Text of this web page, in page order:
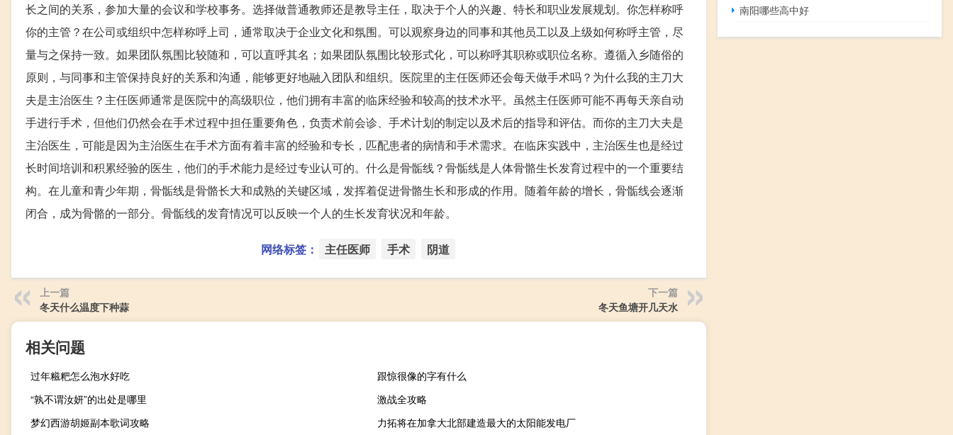
长之间的关系，参加大量的会议和学校事务。选择做普通教师还是教导主任，取决于个人的兴趣、特长和职业发展规划。你怎样称呼
你的主管？在公司或组织中怎样称呼上司，通常取决于企业文化和氛围。可以观察身边的同事和其他员工以及上级如何称呼主管，尽
量与之保持一致。如果团队氛围比较随和，可以直呼其名；如果团队氛围比较形式化，可以称呼其职称或职位名称。遵循入乡随俗的
原则，与同事和主管保持良好的关系和沟通，能够更好地融入团队和组织。医院里的主任医师还会每天做手术吗？为什么我的主刀大
夫是主治医生？主任医师通常是医院中的高级职位，他们拥有丰富的临床经验和较高的技术水平。虽然主任医师可能不再每天亲自动
手进行手术，但他们仍然会在手术过程中担任重要角色，负责术前会诊、手术计划的制定以及术后的指导和评估。而你的主刀大夫是
主治医生，可能是因为主治医生在手术方面有着丰富的经验和专长，匹配患者的病情和手术需求。在临床实践中，主治医生也是经过
长时间培训和积累经验的医生，他们的手术能力是经过专业认可的。什么是骨骺线？骨骺线是人体骨骼生长发育过程中的一个重要结
构。在儿童和青少年期，骨骺线是骨骼长大和成熟的关键区域，发挥着促进骨骼生长和形成的作用。随着年龄的增长，骨骺线会逐渐
闭合，成为骨骼的一部分。骨骺线的发育情况可以反映一个人的生长发育状况和年龄。
网络标签： 主任医师 手术 阴道
上一篇
冬天什么温度下种蒜
下一篇
冬天鱼塘开几天水
相关问题
过年糍粑怎么泡水好吃
跟惊很像的字有什么
“孰不谓汝妍”的出处是哪里
激战全攻略
梦幻西游胡姬副本歌词攻略
力拓将在加拿大北部建造最大的太阳能发电厂
南阳哪些高中好